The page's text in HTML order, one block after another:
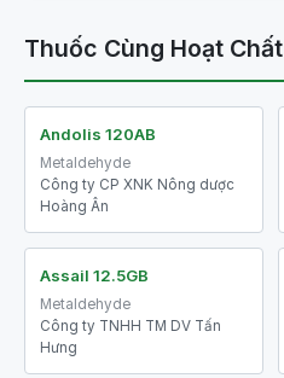
Thuốc Cùng Hoạt Chất
Andolis 120AB
Metaldehyde
Công ty CP XNK Nông dược
Hoàng Ân
Assail 12.5GB
Metaldehyde
Công ty TNHH TM DV Tấn
Hưng